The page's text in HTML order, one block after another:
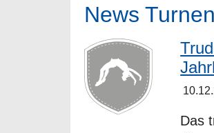
News Turnen
Das